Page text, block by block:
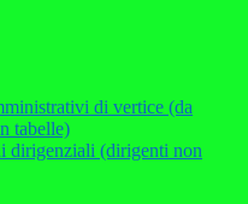
di vertice (da
tabelle)
dirigenziali (dirigenti non